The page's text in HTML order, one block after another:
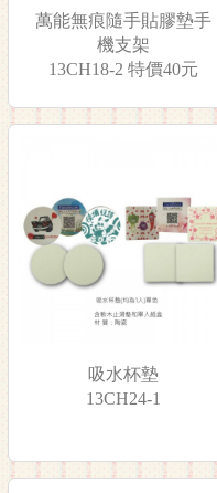
萬能無痕隨手貼膠墊手
機支架
13CH18-2 特價40元
吸水杯墊
13CH24-1